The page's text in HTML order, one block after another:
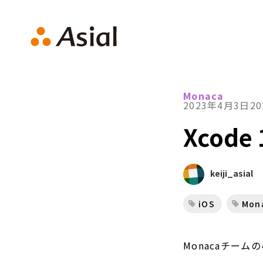
アシアルTechブログ
Monaca
2023年4月3日
Xcode
keiji_asial
iOS
Monacaチーム